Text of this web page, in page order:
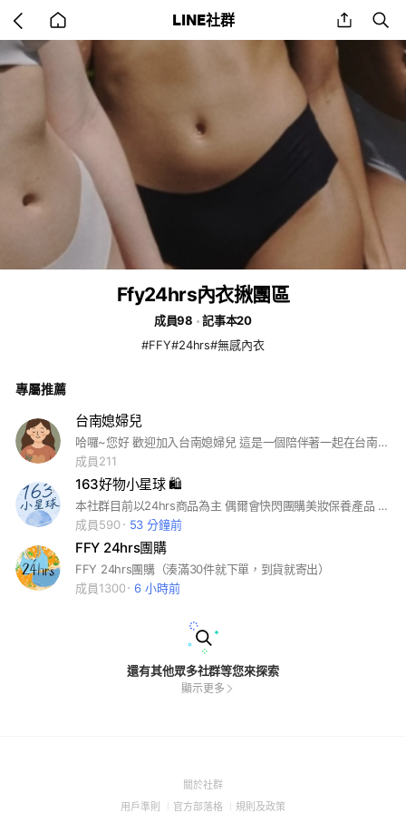
back
to
home
LINE社群 share
Ffy24hrs內衣揪團區
成員98
記事本20
#FFY#24hrs#無感內衣
專屬推薦
台南媳婦兒
哈囉~您好 歡迎加入台南媳婦兒 這是一個陪伴著一起在台南生活著的你單純分享生活大小事的小天地 生活中大大小小的疑難雜症持續地陪伴大家面對，孩子成長過程遇到的各種難題 我們會一起好好守護著屬於我們的清爽空間。 【發文限制】 「分享生活大小事」、「育兒生活」是成立社團的初衷邀請大家一起成為守護這個社團 • 1. 課程分享類（活動時間過後請自行刪文） 2. 店家/商品廣告類（同一店家/商品一個月限一則，如3天內無相關留言詢問，請自動刪文） 3. 商品買賣類（如3天內無相關留言詢問，請自動刪文，如有交易行為請於交易結束後自行刪文）
成員211
163好物小星球 🛍️
本社群目前以24hrs商品為主 偶爾會快閃團購美妝保養產品 歡迎進群許願各式品牌 入群的答案一定要填清楚 裡面也會販售二手或全新的商品🛍️
成員590
53 分鐘前
FFY 24hrs團購
FFY 24hrs團購（湊滿30件就下單，到貨就寄出）
成員1300
6 小時前
還有其他眾多社群等您來探索
顯示更多
關於社群(Open
用戶準則 (Open
官方部落格 (Open
規則及政策(Open